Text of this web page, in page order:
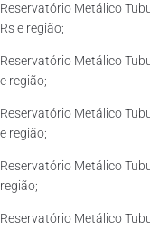
Reservatório Metálico
Rs e região;
Reservatório Metálico
e região;
Reservatório Metálico
e região;
Reservatório Metálico
região;
Reservatório Metálico